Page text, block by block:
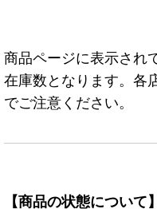
商品ページに表示され
在庫数となります。各
でご注意ください。
【商品の状態について】